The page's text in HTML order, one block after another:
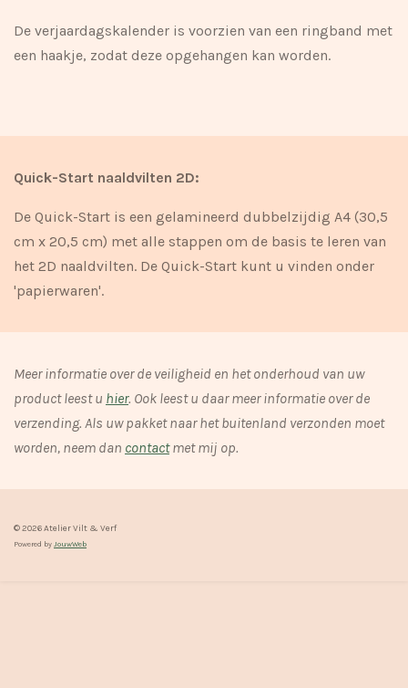
De verjaardagskalender is voorzien van een ringband met
een haakje, zodat deze opgehangen kan worden.
Quick-Start naaldvilten 2D:
De Quick-Start is een gelamineerd dubbelzijdig A4 (30,5
cm x 20,5 cm) met alle stappen om de basis te leren van
het 2D naaldvilten. De Quick-Start kunt u vinden onder
'papierwaren'.
Meer informatie over de veiligheid en het onderhoud van uw
product leest u hier. Ook leest u daar meer informatie over de
verzending. Als uw pakket naar het buitenland verzonden moet
worden, neem dan contactmet mij op.
© 2026 Atelier Vilt & Verf
Powered by JouwWeb